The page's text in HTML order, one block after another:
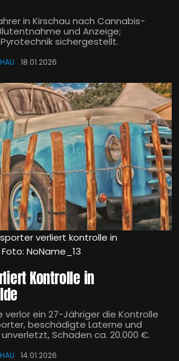
in Kirschau nach Cannabis-
und Anzeige;
sichergestellt.
18.01.2026
verliert kontrolle in
NoName_13
Kontrolle in
verlor ein 27-Jähriger die Kontrolle
beschädigte Laterne und
Schaden ca. 20.000 €.
14.01.2026